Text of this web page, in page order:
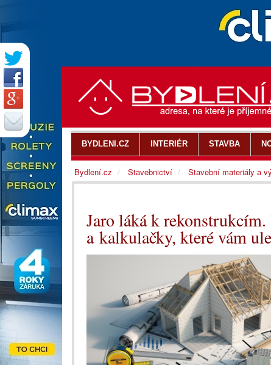
Jaro láká k
a kalkulačky, které vám
BYDLENI.CZ INTERIÉR STAVBA
Bydlení.cz Stavebnictví Stavební materiály a